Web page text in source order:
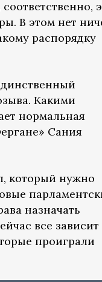
В этом нет
распорядку
Какими
нормальная
Сания
который нужно
назначать
все зависит
проиграли